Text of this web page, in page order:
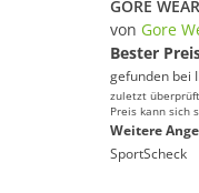
von Gore
Bester
gefunden bei
zuletzt
Preis kann sich
Weitere
SportScheck